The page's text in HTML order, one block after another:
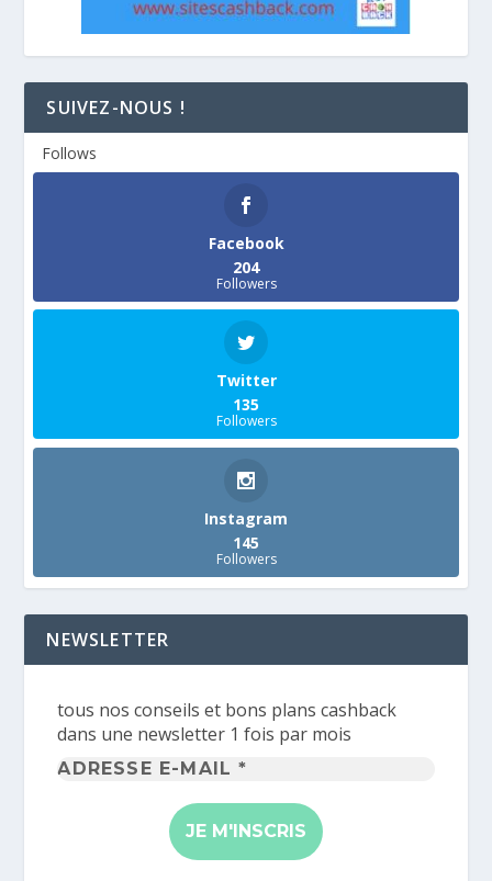
SUIVEZ-NOUS !
Follows
Facebook
204
Followers
Twitter
135
Followers
Instagram
145
Followers
NEWSLETTER
tous nos conseils et bons plans cashback
dans une newsletter 1 fois par mois
Adresse
mail
*